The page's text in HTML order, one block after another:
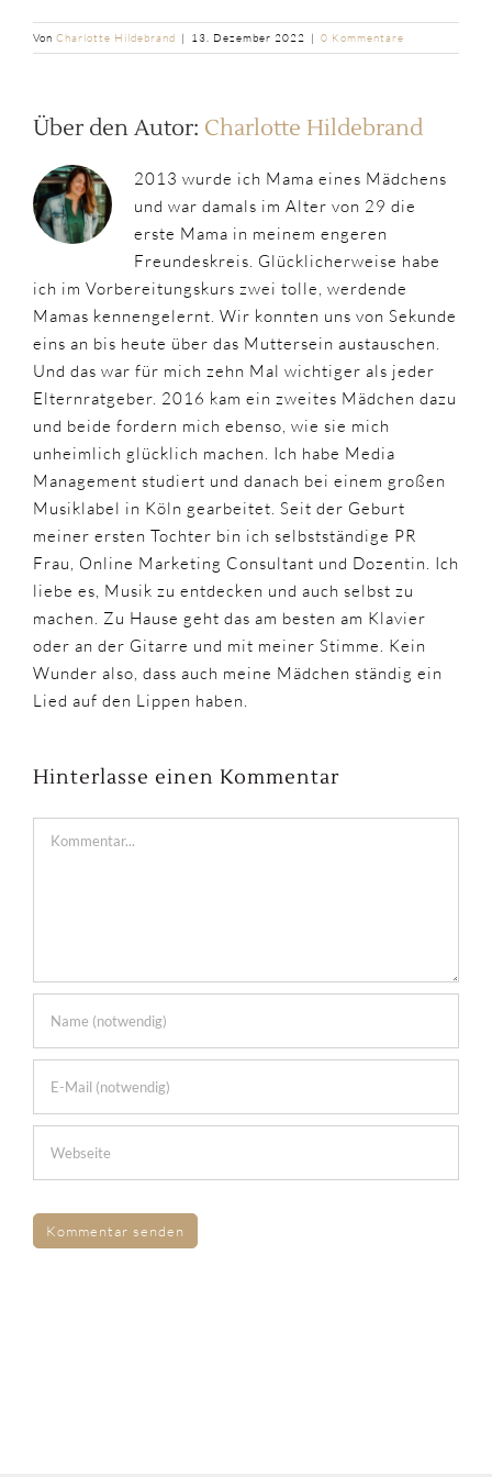
Von Charlotte Hildebrand | 13. Dezember 2022 | 0 Kommentare
Über den Autor: Charlotte Hildebrand
2013 wurde ich Mama eines Mädchens
und war damals im Alter von 29 die
erste Mama in meinem engeren
Freundeskreis. Glücklicherweise habe
ich im Vorbereitungskurs zwei tolle, werdende
Mamas kennengelernt. Wir konnten uns von Sekunde
eins an bis heute über das Muttersein austauschen.
Und das war für mich zehn Mal wichtiger als jeder
Elternratgeber. 2016 kam ein zweites Mädchen dazu
und beide fordern mich ebenso, wie sie mich
unheimlich glücklich machen. Ich habe Media
Management studiert und danach bei einem großen
Musiklabel in Köln gearbeitet. Seit der Geburt
meiner ersten Tochter bin ich selbstständige PR
Frau, Online Marketing Consultant und Dozentin. Ich
liebe es, Musik zu entdecken und auch selbst zu
machen. Zu Hause geht das am besten am Klavier
oder an der Gitarre und mit meiner Stimme. Kein
Wunder also, dass auch meine Mädchen ständig ein
Lied auf den Lippen haben.
Hinterlasse einen Kommentar
Kommentar